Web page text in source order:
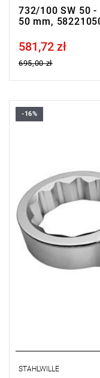
732/100 SW 50
50 mm,
Price tax included
581,72 zł
695,00 zł
-16%
STAHLWILLE